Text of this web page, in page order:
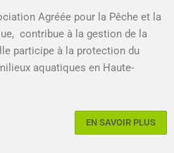
Agréée pour la Pêche et la
contribue à la gestion de la
participe à la protection du
aquatiques en Haute-
EN SAVOIR PLUS